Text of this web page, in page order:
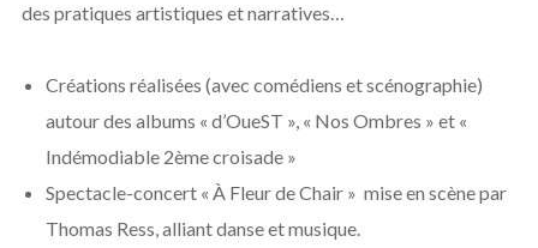
des pratiques artistiques et narratives…
Créations réalisées (avec comédiens et scénographie)
autour des albums « d’OueST », « Nos Ombres » et «
Indémodiable 2ème croisade »
Spectacle-concert « À Fleur de Chair » mise en scène par
Thomas Ress, alliant danse et musique.